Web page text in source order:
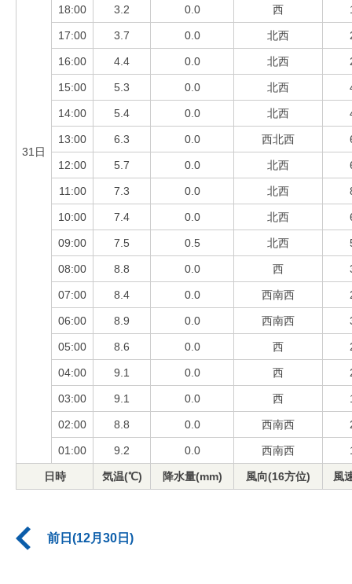
31日
18:00 3.2 0.0 西
17:00 3.7 0.0 北西
16:00 4.4 0.0 北西
15:00 5.3 0.0 北西
14:00 5.4 0.0 北西
13:00 6.3 0.0 西北西
12:00 5.7 0.0 北西
11:00 7.3 0.0 北西
10:00 7.4 0.0 北西
09:00 7.5 0.5 北西
08:00 8.8 0.0 西
07:00 8.4 0.0 西南西
06:00 8.9 0.0 西南西
05:00 8.6 0.0 西
04:00 9.1 0.0 西
03:00 9.1 0.0 西
02:00 8.8 0.0 西南西
01:00 9.2 0.0 西南西
日時 気温(℃) 降水量(mm) 風向(16方位) 風
前日(12月30日)